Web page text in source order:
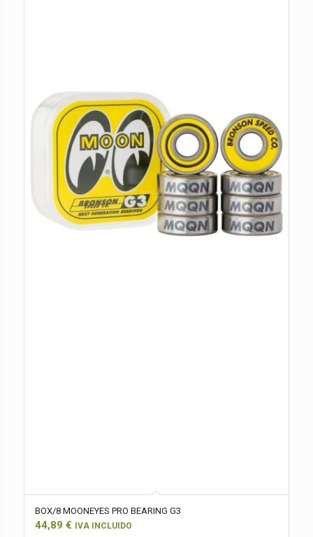
BOX/8 MOONEYES PRO BEARING G3
44,89 € IVA INCLUIDO